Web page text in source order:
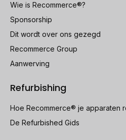
Wie is Recommerce®?
Sponsorship
Dit wordt over ons gezegd
Recommerce Group
Aanwerving
Refurbishing
Hoe Recommerce® je apparaten
De Refurbished Gids